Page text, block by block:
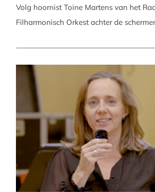
Volg hoornist Toine Martens van het
Filharmonisch Orkest achter de